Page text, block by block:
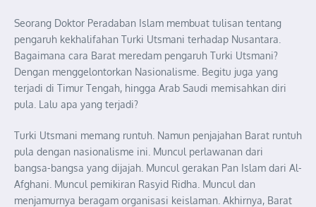
Seorang Doktor Peradaban Islam membuat tulisan tentang
pengaruh kekhalifahan Turki Utsmani terhadap Nusantara.
Bagaimana cara Barat meredam pengaruh Turki Utsmani?
Dengan menggelontorkan Nasionalisme. Begitu juga yang
terjadi di Timur Tengah, hingga Arab Saudi memisahkan diri
pula. Lalu apa yang terjadi?
Turki Utsmani memang runtuh. Namun penjajahan Barat runtuh
pula dengan nasionalisme ini. Muncul perlawanan dari
bangsa-bangsa yang dijajah. Muncul gerakan Pan Islam dari Al-
Afghani. Muncul pemikiran Rasyid Ridha. Muncul dan
menjamurnya beragam organisasi keislaman. Akhirnya, Barat